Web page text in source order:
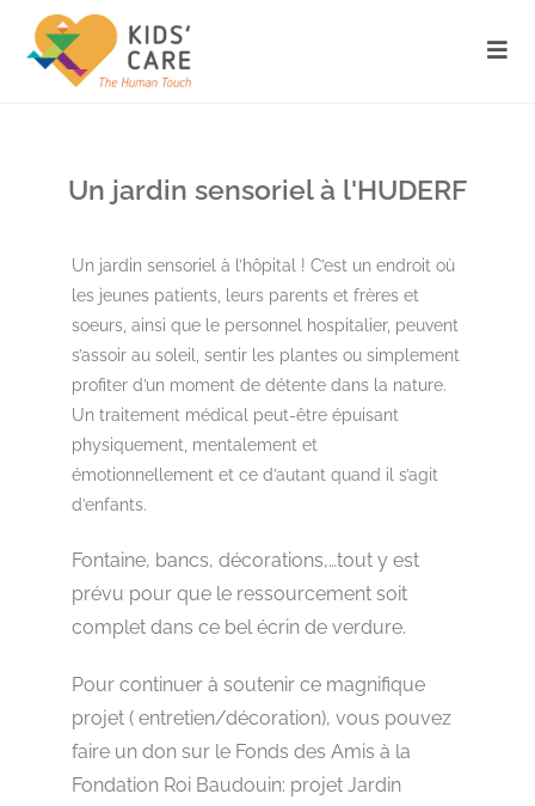
Un jardin sensoriel à l'HUDERF
Un jardin sensoriel à l’hôpital ! C’est un endroit où
les jeunes patients, leurs parents et frères et
soeurs, ainsi que le personnel hospitalier, peuvent
s’assoir au soleil, sentir les plantes ou simplement
profiter d’un moment de détente dans la nature.
Un traitement médical peut-être épuisant
physiquement, mentalement et
émotionnellement et ce d’autant quand il s’agit
d’enfants.
Fontaine, bancs, décorations,…tout y est
prévu pour que le ressourcement soit
complet dans ce bel écrin de verdure.
Pour continuer à soutenir ce magnifique
projet ( entretien/décoration), vous pouvez
faire un don sur le Fonds des Amis à la
Fondation Roi Baudouin: projet Jardin